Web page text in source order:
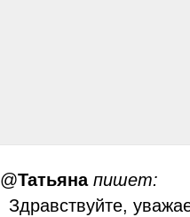
@Татьяна пишет:
Здравствуйте,